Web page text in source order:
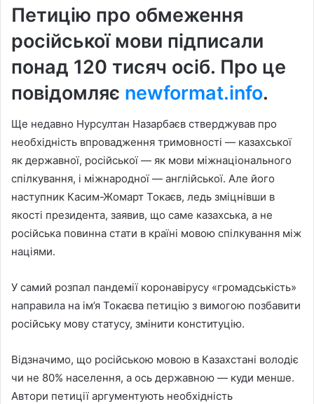
Петицію про обмеження
російської мови підписали
понад 120 тисяч осіб. Про це
повідомляє newformat.info.
Ще недавно Нурсултан Назарбаєв стверджував про
необхідність впровадження тримовності — казахської
як державної, російської — як мови міжнаціонального
спілкування, і міжнародної — англійської. Але його
наступник Касим-Жомарт Токаєв, ледь зміцнівши в
якості президента, заявив, що саме казахська, а не
російська повинна стати в країні мовою спілкування між
націями.
У самий розпал пандемії коронавірусу «громадськість»
направила на ім’я Токаєва петицію з вимогою позбавити
російську мову статусу, змінити конституцію.
Відзначимо, що російською мовою в Казахстані володіє
чи не 80% населення, а ось державною — куди менше.
Автори петиції аргументують необхідність